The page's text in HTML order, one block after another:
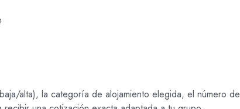
alta), la categoría de alojamiento elegida, el número de